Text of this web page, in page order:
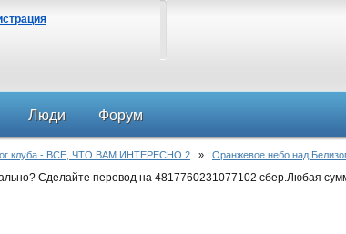
Люди Форум
клуба - ВСЕ, ЧТО ВАМ ИНТЕРЕСНО 2 » Оранжевое небо над
Сделайте перевод на 4817760231077102 сбер.Любая